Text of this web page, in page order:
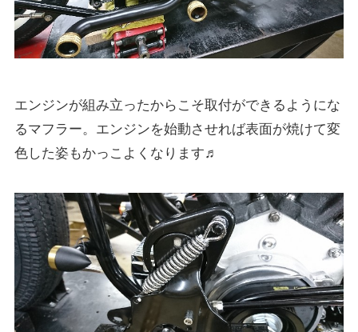
エンジンが組み立ったからこそ取付ができるようにな
るマフラー。エンジンを始動させれば表面が焼けて変
色した姿もかっこよくなります♬